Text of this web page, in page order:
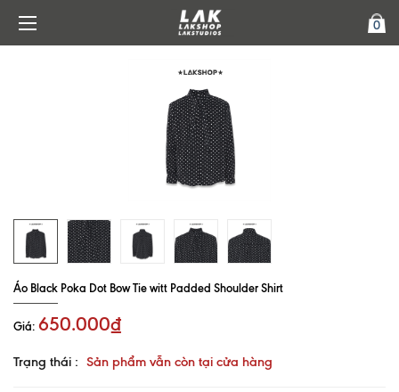
0
Áo Black Poka Dot Bow Tie witt Padded Shoulder Shirt
Giá: 650.000₫
Trạng thái : Sản phẩm vẫn còn tại cửa hàng